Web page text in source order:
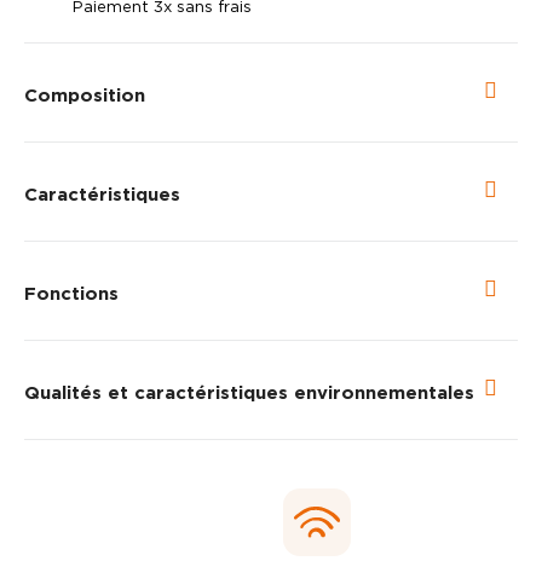
Paiement 3x sans frais
Composition
Caractéristiques
Fonctions
Qualités et caractéristiques environnementales